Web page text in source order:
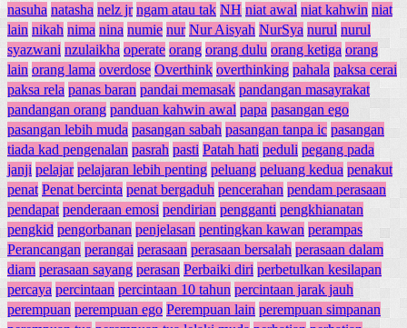
nasuha natasha nelz jr ngam atau tak NH niat awal niat kahwin niat
lain nikah nima nina numie nur Nur Aisyah NurSya nurul nurul
syazwani nzulaikha operate orang orang dulu orang ketiga orang
lain orang lama overdose Overthink overthinking pahala paksa cerai
paksa rela panas baran pandai memasak pandangan masayrakat
pandangan orang panduan kahwin awal papa pasangan ego
pasangan lebih muda pasangan sabah pasangan tanpa ic pasangan
tiada kad pengenalan pasrah pasti Patah hati peduli pegang pada
janji pelajar pelajaran lebih penting peluang peluang kedua penakut
penat Penat bercinta penat bergaduh pencerahan pendam perasaan
pendapat penderaan emosi pendirian pengganti pengkhianatan
pengkid pengorbanan penjelasan pentingkan kawan perampas
Perancangan perangai perasaan perasaan bersalah perasaan dalam
diam perasaan sayang perasan Perbaiki diri perbetulkan kesilapan
percaya percintaan percintaan 10 tahun percintaan jarak jauh
perempuan perempuan ego Perempuan lain perempuan simpanan